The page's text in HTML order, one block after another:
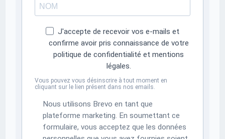
J'accepte de recevoir vos e-mails et
confirme avoir pris connaissance de votre
politique de confidentialité et mentions
légales.
Vous pouvez vous désinscrire à tout moment en
cliquant sur le lien présent dans nos emails.
Nous utilisons Brevo en tant que
plateforme marketing. En soumettant ce
formulaire, vous acceptez que les données